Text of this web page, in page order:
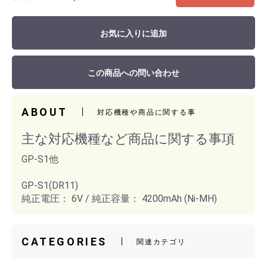
お気に入りに追加
この商品への問い合わせ
ABOUT 対応機種や商品に関する事
主な対応機種など商品に関する事項
GP-S1他
GP-S1(DR11)
純正電圧： 6V / 純正容量： 4200mAh (Ni-MH)
CATEGORIES 関連カテゴリ